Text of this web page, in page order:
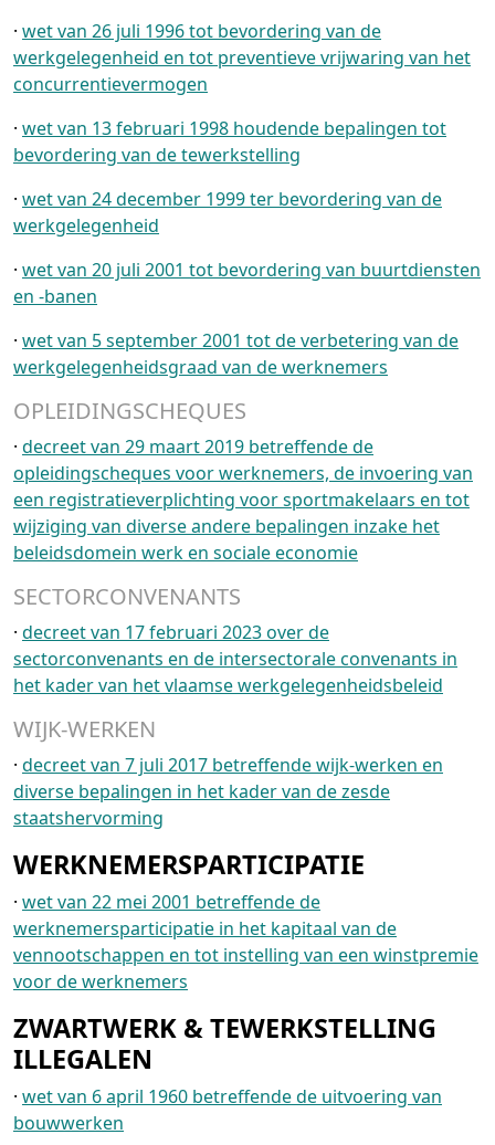
· wet van 26 juli 1996 tot bevordering van de
werkgelegenheid en tot preventieve vrijwaring van het
concurrentievermogen
· wet van 13 februari 1998 houdende bepalingen tot
bevordering van de tewerkstelling
· wet van 24 december 1999 ter bevordering van de
werkgelegenheid
· wet van 20 juli 2001 tot bevordering van buurtdiensten
en -banen
· wet van 5 september 2001 tot de verbetering van de
werkgelegenheidsgraad van de werknemers
OPLEIDINGSCHEQUES
· decreet van 29 maart 2019 betreffende de
opleidingscheques voor werknemers, de invoering van
een registratieverplichting voor sportmakelaars en tot
wijziging van diverse andere bepalingen inzake het
beleidsdomein werk en sociale economie
SECTORCONVENANTS
· decreet van 17 februari 2023 over de
sectorconvenants en de intersectorale convenants in
het kader van het vlaamse werkgelegenheidsbeleid
WIJK-WERKEN
· decreet van 7 juli 2017 betreffende wijk-werken en
diverse bepalingen in het kader van de zesde
staatshervorming
WERKNEMERSPARTICIPATIE
· wet van 22 mei 2001 betreffende de
werknemersparticipatie in het kapitaal van de
vennootschappen en tot instelling van een winstpremie
voor de werknemers
ZWARTWERK & TEWERKSTELLING
ILLEGALEN
· wet van 6 april 1960 betreffende de uitvoering van
bouwwerken